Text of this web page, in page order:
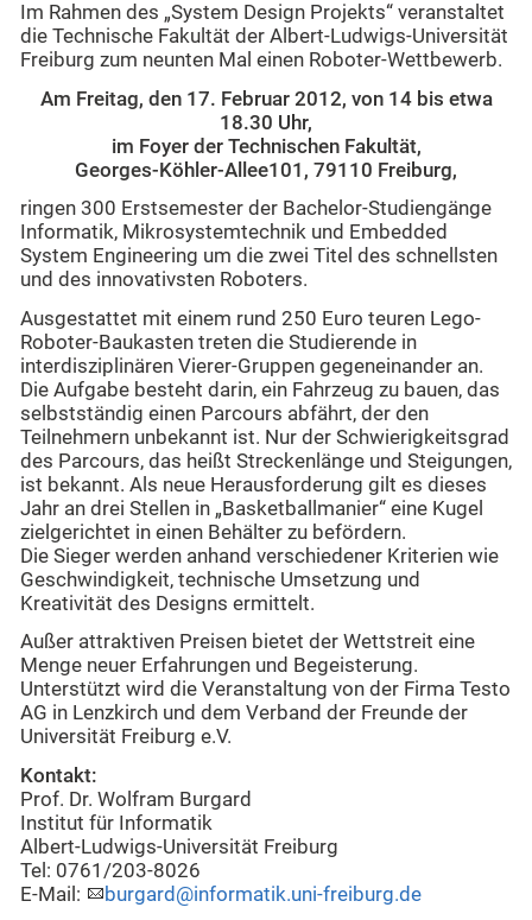
Im Rahmen des „System Design Projekts“ veranstaltet
die Technische Fakultät der Albert-Ludwigs-Universität
Freiburg zum neunten Mal einen Roboter-Wettbewerb.
Am Freitag, den 17. Februar 2012, von 14 bis etwa
18.30 Uhr,
im Foyer der Technischen Fakultät,
Georges-Köhler-Allee101, 79110 Freiburg,
ringen 300 Erstsemester der Bachelor-Studiengänge
Informatik, Mikrosystemtechnik und Embedded
System Engineering um die zwei Titel des schnellsten
und des innovativsten Roboters.
Ausgestattet mit einem rund 250 Euro teuren Lego-
Roboter-Baukasten treten die Studierende in
interdisziplinären Vierer-Gruppen gegeneinander an.
Die Aufgabe besteht darin, ein Fahrzeug zu bauen, das
selbstständig einen Parcours abfährt, der den
Teilnehmern unbekannt ist. Nur der Schwierigkeitsgrad
des Parcours, das heißt Streckenlänge und Steigungen,
ist bekannt. Als neue Herausforderung gilt es dieses
Jahr an drei Stellen in „Basketballmanier“ eine Kugel
zielgerichtet in einen Behälter zu befördern.
Die Sieger werden anhand verschiedener Kriterien wie
Geschwindigkeit, technische Umsetzung und
Kreativität des Designs ermittelt.
Außer attraktiven Preisen bietet der Wettstreit eine
Menge neuer Erfahrungen und Begeisterung.
Unterstützt wird die Veranstaltung von der Firma Testo
AG in Lenzkirch und dem Verband der Freunde der
Universität Freiburg e.V.
Kontakt:
Prof. Dr. Wolfram Burgard
Institut für Informatik
Albert-Ludwigs-Universität Freiburg
Tel: 0761/203-8026
E-Mail:
burgard@informatik.uni-freiburg.de